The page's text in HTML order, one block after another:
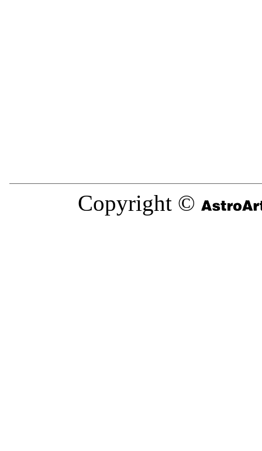
Copyright ©